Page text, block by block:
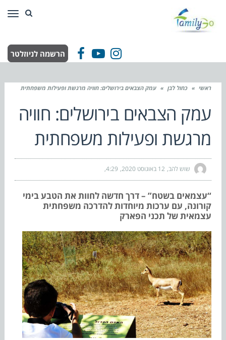
Facebook
YouTube
Instagram הרשמה לניוזלטר
ראשי » כחול לבן » עמק הצבאים בירושלים: חוויה מרגשת ופעילות משפחתית
עמק הצבאים בירושלים: חוויה
מרגשת ופעילות משפחתית
שוש להב 12 באוגוסט 2020 4:29
“עצמאים בשטח” – דרך חדשה לחוות את הטבע בימי
קורונה, עם ערכות מיוחדות להדרכה משפחתית
עצמאית של תכני הפארק